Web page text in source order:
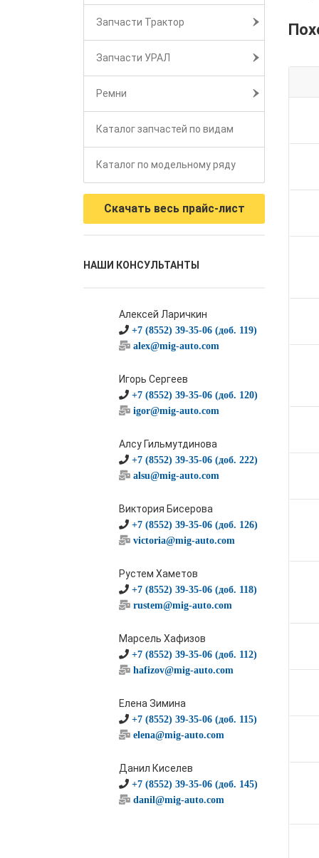
Запчасти Трактор
Запчасти УРАЛ
Ремни
Каталог запчастей по видам
Каталог по модельному ряду
Скачать весь прайс-лист
НАШИ КОНСУЛЬТАНТЫ
Алексей Ларичкин
+7 (8552) 39-35-06 (доб. 119)
alex@mig-auto.com
Игорь Сергеев
+7 (8552) 39-35-06 (доб. 120)
igor@mig-auto.com
Алсу Гильмутдинова
+7 (8552) 39-35-06 (доб. 222)
alsu@mig-auto.com
Виктория Бисерова
+7 (8552) 39-35-06 (доб. 126)
victoria@mig-auto.com
Рустем Хаметов
+7 (8552) 39-35-06 (доб. 118)
rustem@mig-auto.com
Марсель Хафизов
+7 (8552) 39-35-06 (доб. 112)
hafizov@mig-auto.com
Елена Зимина
+7 (8552) 39-35-06 (доб. 115)
elena@mig-auto.com
Данил Киселев
+7 (8552) 39-35-06 (доб. 145)
danil@mig-auto.com